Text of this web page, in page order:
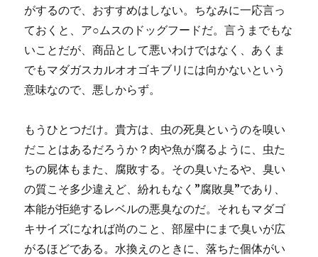
がするので、おすすめはしない。ちなみに一応言っ
ておくと、ア○ムスのドッグフードだ。言うまでもな
いことだが、商品として悪いわけではなく、あくま
でもマダガスカルオオゴキブリには向かないという
意味なので、悪しからず。
もうひとつだけ。貴方は、虫の死臭というのを嗅い
だことはあるだろうか？肉や魚が腐るように、虫た
ちの屍体もまた、腐敗する。その臭いたるや、臭い
の質こそ多少違えど、紛れもなく”腐敗臭”であり、
本能が拒絶するレベルの悪臭なのだ。それもマダゴ
キサイズになれば尚のこと、部屋中にまで臭いが広
がるほどである。水換えのときに、落ちた個体がい